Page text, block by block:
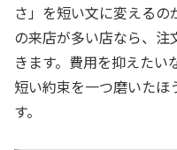
さ」を短い文に変えるの
の来店が多い店なら、
きます。費用を抑えたい
短い約束を一つ磨いたほ
す。